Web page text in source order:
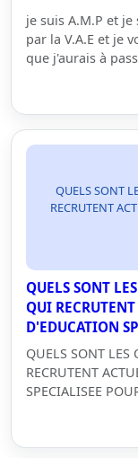
je suis A.M.P et
par la V.A.E et je
que j'aurais à
QUELS SONT
RECRUTENT
QUELS SONT
QUI
D'EDUCATION
QUELS SONT
RECRUTENT
SPECIALISEE